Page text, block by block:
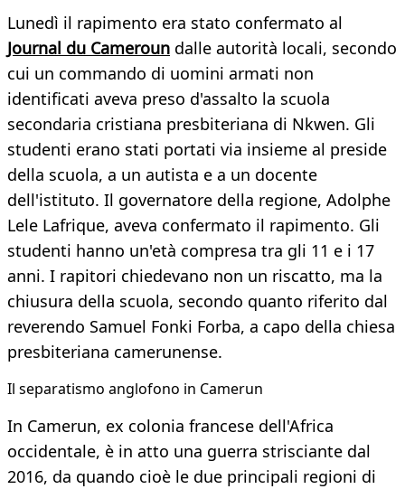
Lunedì il rapimento era stato confermato al
Journal du Cameroun dalle autorità locali, secondo
cui un commando di uomini armati non
identificati aveva preso d'assalto la scuola
secondaria cristiana presbiteriana di Nkwen. Gli
studenti erano stati portati via insieme al preside
della scuola, a un autista e a un docente
dell'istituto. Il governatore della regione, Adolphe
Lele Lafrique, aveva confermato il rapimento. Gli
studenti hanno un'età compresa tra gli 11 e i 17
anni. I rapitori chiedevano non un riscatto, ma la
chiusura della scuola, secondo quanto riferito dal
reverendo Samuel Fonki Forba, a capo della chiesa
presbiteriana camerunense.
Il separatismo anglofono in Camerun
In Camerun, ex colonia francese dell'Africa
occidentale, è in atto una guerra strisciante dal
2016, da quando cioè le due principali regioni di